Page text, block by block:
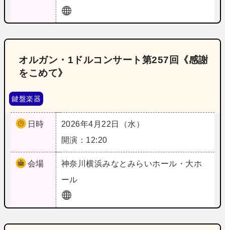
オルガン・1ドルコンサート第257回《感謝
をこめて》
鍵盤楽器
日時
2026年4月22日（水）
開演：12:20
会場 神奈川横浜みなとみらいホール・大ホ
ール